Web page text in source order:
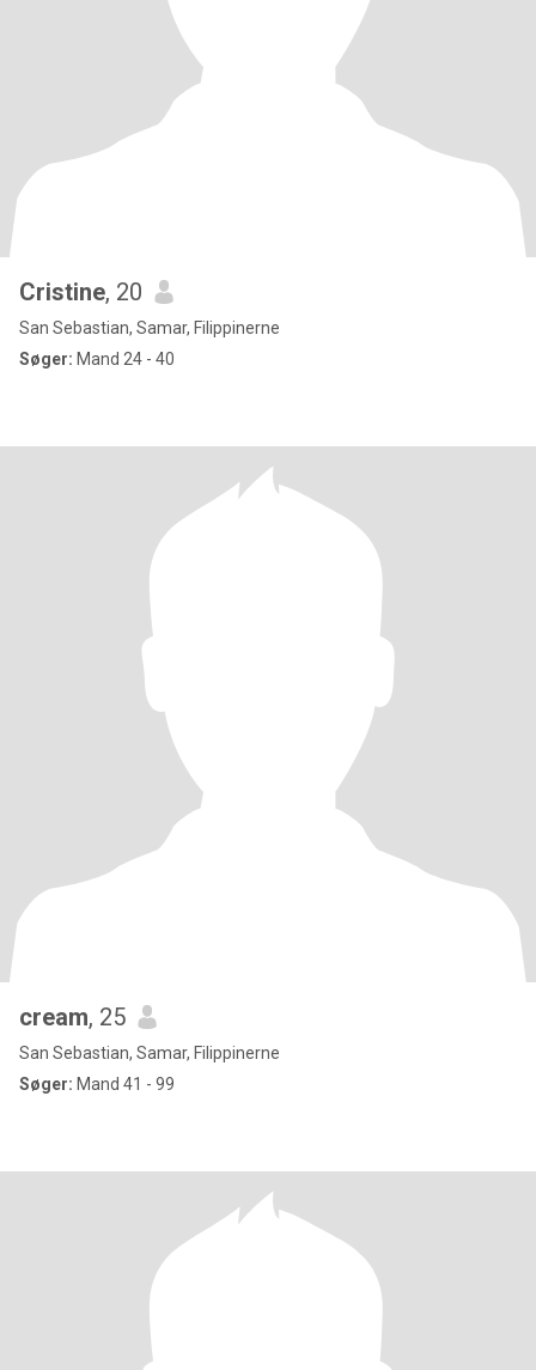
Cristine, 20
San Sebastian, Samar, Filippinerne
Søger: Mand 24 - 40
cream, 25
San Sebastian, Samar, Filippinerne
Søger: Mand 41 - 99